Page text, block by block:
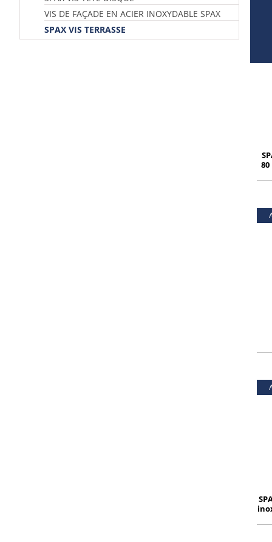
VIS DE FAÇADE EN ACIER INOXYDABLE SPAX
SPAX VIS TERRASSE